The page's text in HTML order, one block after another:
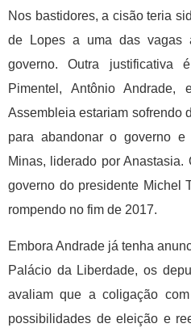
Nos bastidores, a cisão teria
de Lopes a uma das vagas
governo. Outra
Pimentel, Antônio
Assembleia estariam sofrendo
para abandonar o governo
Minas, liderado por
governo do presidente Michel
rompendo no fim de 2017.
Embora Andrade já tenha
Palácio da Liberdade, os
avaliam que a coligação
possibilidades de eleição e